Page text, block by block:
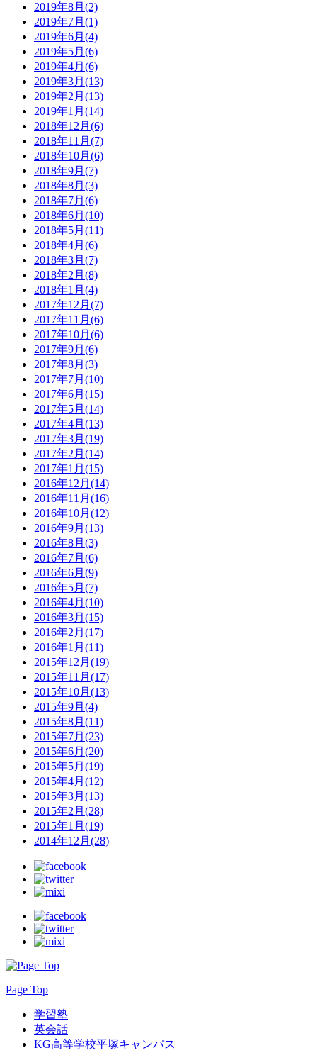
2019年8月(2)
2019年7月(1)
2019年6月(4)
2019年5月(6)
2019年4月(6)
2019年3月(13)
2019年2月(13)
2019年1月(14)
2018年12月(6)
2018年11月(7)
2018年10月(6)
2018年9月(7)
2018年8月(3)
2018年7月(6)
2018年6月(10)
2018年5月(11)
2018年4月(6)
2018年3月(7)
2018年2月(8)
2018年1月(4)
2017年12月(7)
2017年11月(6)
2017年10月(6)
2017年9月(6)
2017年8月(3)
2017年7月(10)
2017年6月(15)
2017年5月(14)
2017年4月(13)
2017年3月(19)
2017年2月(14)
2017年1月(15)
2016年12月(14)
2016年11月(16)
2016年10月(12)
2016年9月(13)
2016年8月(3)
2016年7月(6)
2016年6月(9)
2016年5月(7)
2016年4月(10)
2016年3月(15)
2016年2月(17)
2016年1月(11)
2015年12月(19)
2015年11月(17)
2015年10月(13)
2015年9月(4)
2015年8月(11)
2015年7月(23)
2015年6月(20)
2015年5月(19)
2015年4月(12)
2015年3月(13)
2015年2月(28)
2015年1月(19)
2014年12月(28)
Page Top
学習塾
英会話
KG高等学校平塚キャンパス